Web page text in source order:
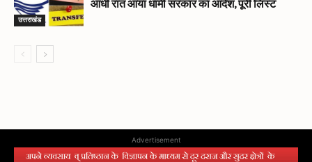
उत्तराखंड
आधी रात आया धामी सरकार का आदेश, पूरी लिस्ट
Advertisement